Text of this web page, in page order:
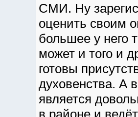
СМИ. Ну
оценить своим
большее у него
может и того и
готовы
духовенства. А
является
в районе и